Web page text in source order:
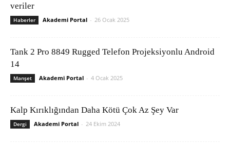
veriler
Haberler Akademi Portal - 26 Ocak 2025
Tank 2 Pro 8849 Rugged Telefon Projeksiyonlu Android
14
Manşet Akademi Portal - 4 Ocak 2025
Kalp Kırıklığından Daha Kötü Çok Az Şey Var
Dergi Akademi Portal - 24 Ekim 2024